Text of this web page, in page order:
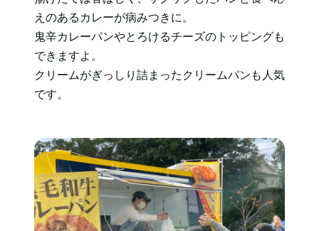
えのあるカレーが病みつきに。
鬼辛カレーパンやとろけるチーズのトッピングも
できますよ。
クリームがぎっしり詰まったクリームパンも人気
です。